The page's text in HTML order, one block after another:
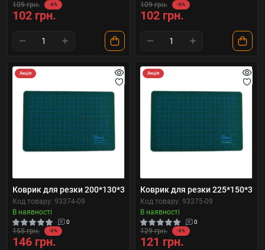
109 грн. -6%
102 грн.
109 грн. -6%
102 грн.
Акція
Коврик для резки 200*130*3
Код товару: 93374-09
В наявності
0
155 грн. -6%
146 грн.
Акція
Коврик для резки 225*150*3
Код товару: 93375-09
В наявності
0
129 грн. -6%
121 грн.